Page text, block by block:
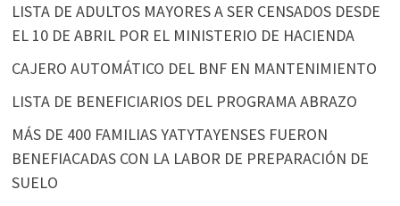
LISTA DE ADULTOS MAYORES A SER CENSADOS DESDE
EL 10 DE ABRIL POR EL MINISTERIO DE HACIENDA
CAJERO AUTOMÁTICO DEL BNF EN MANTENIMIENTO
LISTA DE BENEFICIARIOS DEL PROGRAMA ABRAZO
MÁS DE 400 FAMILIAS YATYTAYENSES FUERON
BENEFIACADAS CON LA LABOR DE PREPARACIÓN DE
SUELO